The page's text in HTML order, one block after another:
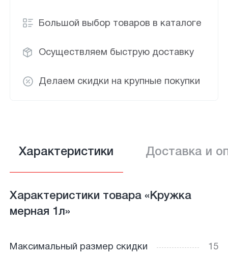
Большой выбор товаров в каталоге
Осуществляем быструю доставку
Делаем скидки на крупные покупки
Характеристики Доставка и
Характеристики товара «Кружка
мерная 1л»
Максимальный размер скидки 15